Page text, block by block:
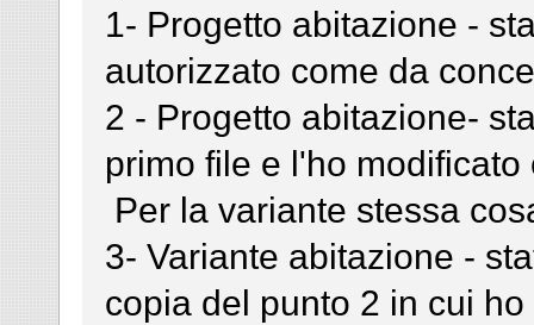
1- Progetto abitazione -
autorizzato come da
2 - Progetto abitazione-
primo file e l'ho
Per la variante stessa
3- Variante abitazione -
copia del punto 2 in cui